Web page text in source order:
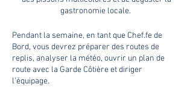
gastronomie locale.
Pendant la semaine, en tant que Chef.fe de
Bord, vous devrez préparer des routes de
replis, analyser la météo, ouvrir un plan de
route avec la Garde Côtière et diriger
l'équipage.